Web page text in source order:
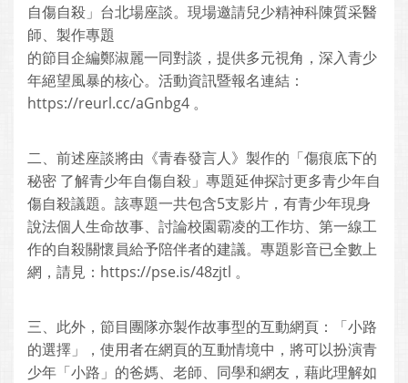
自傷自殺」台北場座談。現場邀請兒少精神科陳質采醫
師、製作專題
的節目企編鄭淑麗一同對談，提供多元視角，深入青少
年絕望風暴的核心。活動資訊暨報名連結：
https://reurl.cc/aGnbg4 。
二、前述座談將由《青春發言人》製作的「傷痕底下的
秘密 了解青少年自傷自殺」專題延伸探討更多青少年自
傷自殺議題。該專題一共包含5支影片，有青少年現身
說法個人生命故事、討論校園霸凌的工作坊、第一線工
作的自殺關懷員給予陪伴者的建議。專題影音已全數上
網，請見：https://pse.is/48zjtl 。
三、此外，節目團隊亦製作故事型的互動網頁：「小路
的選擇」，使用者在網頁的互動情境中，將可以扮演青
少年「小路」的爸媽、老師、同學和網友，藉此理解如